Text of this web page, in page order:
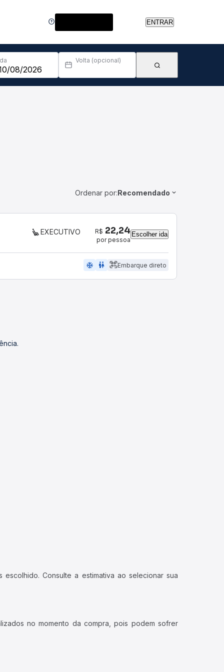
ENTRAR
Volta (opcional)
Ordenar por:Recomendado
EXECUTIVO R$ 22,24
por pessoa
Escolher ida
ac_unit wc Embarque direto
Consulte a estimativa ao selecionar sua
no momento da compra, pois podem sofrer